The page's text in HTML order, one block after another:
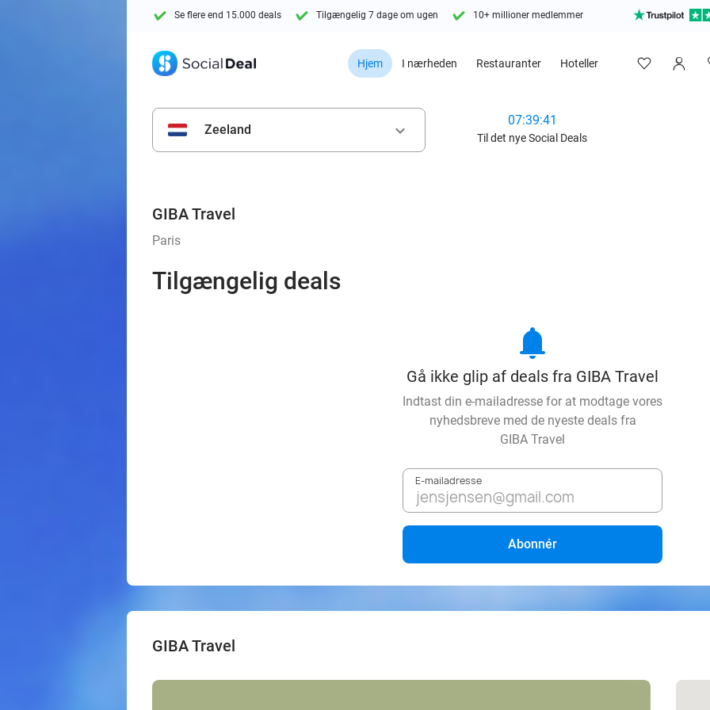
Se flere end 15.000 deals Tilgængelig 7 dage om ugen 10+ millioner medlemmer
Hjem I nærheden Restauranter Hoteller
Zeeland keyboard_arrow_down
07:39:39
Til det nye Social Deals
GIBA Travel
Paris
Tilgængelig deals
notifications
Gå ikke glip af deals fra GIBA Travel
Indtast din e-mailadresse for at modtage vores
nyhedsbreve med de nyeste deals fra
GIBA Travel
E-mailadresse
Abonnér
GIBA Travel